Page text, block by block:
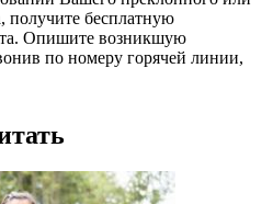
получите бесплатную
Опишите возникшую
по номеру горячей линии,